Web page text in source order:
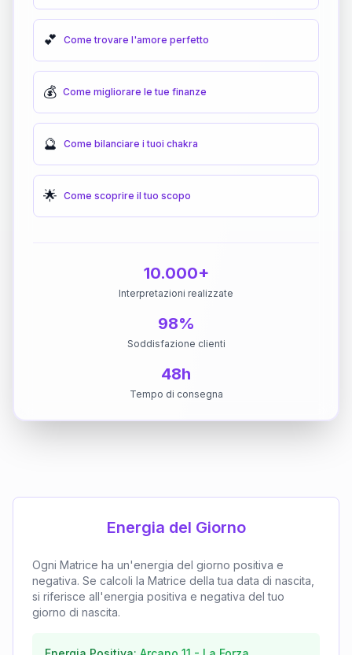
💕 Come trovare l'amore perfetto
💰 Come migliorare le tue finanze
🔮 Come bilanciare i tuoi chakra
🌟 Come scoprire il tuo scopo
10.000+
Interpretazioni realizzate
98%
Soddisfazione clienti
48h
Tempo di consegna
Energia del Giorno
Ogni Matrice ha un'energia del giorno positiva e
negativa. Se calcoli la Matrice della tua data di nascita,
si riferisce all'energia positiva e negativa del tuo
giorno di nascita.